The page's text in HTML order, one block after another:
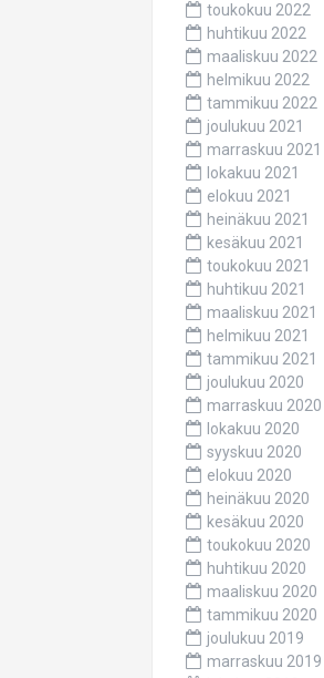
toukokuu 2022
huhtikuu 2022
maaliskuu 2022
helmikuu 2022
tammikuu 2022
joulukuu 2021
marraskuu 2021
lokakuu 2021
elokuu 2021
heinäkuu 2021
kesäkuu 2021
toukokuu 2021
huhtikuu 2021
maaliskuu 2021
helmikuu 2021
tammikuu 2021
joulukuu 2020
marraskuu 2020
lokakuu 2020
syyskuu 2020
elokuu 2020
heinäkuu 2020
kesäkuu 2020
toukokuu 2020
huhtikuu 2020
maaliskuu 2020
tammikuu 2020
joulukuu 2019
marraskuu 2019